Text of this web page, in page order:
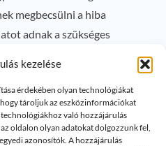
kezelése
érdekében olyan technológiákat
tároljuk az eszközinformációkat
való hozzájárulás
oldalon olyan adatokat dolgozzunk fel,
azonosítók. A hozzájárulás
megbecsülni a hiba
adnak a szükséges
telepítése:
Az automata
szintén igényelhet
szakemberek gyorsan és
oldani.